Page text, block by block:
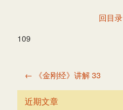
回目录
109
文
章
导
航
← 《金刚经》讲解 33
近期文章